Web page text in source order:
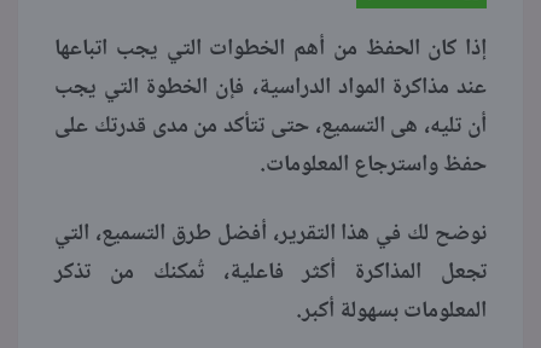
فنجان قهوة
بوابة الطلبة
منوعات
إذا كان الحفظ من أهم الخطوات التي يجب اتباعها
عند مذاكرة المواد الدراسية، فإن الخطوة التي يجب
أن تليه، هى التسميع، حتى تتأكد من مدى قدرتك على
حفظ واسترجاع المعلومات.
نوضح لك في هذا التقرير، أفضل طرق التسميع، التي
تجعل المذاكرة أكثر فاعلية، تُمكنك من تذكر
المعلومات بسهولة أكبر.